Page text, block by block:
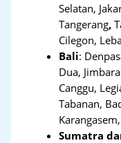
Selatan,
Tangerang,
Cilegon,
Bali:
Dua,
Canggu,
Tabanan,
Sumatra